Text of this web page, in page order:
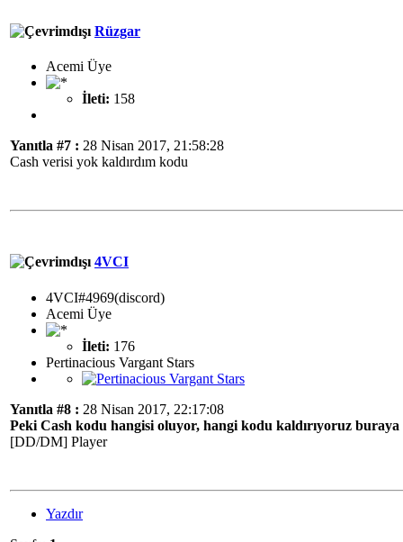
Rüzgar
Acemi Üye
İleti: 158
Yanıtla #7 : 28 Nisan 2017, 21:58:28
Cash verisi yok kaldırdım kodu
4VCI
4VCI#4969(discord)
Acemi Üye
İleti: 176
Pertinacious Vargant Stars
Yanıtla #8 : 28 Nisan 2017, 22:17:08
Peki Cash kodu hangisi oluyor, hangi kodu kaldırıyoruz buraya
[DD/DM] Player
Yazdır